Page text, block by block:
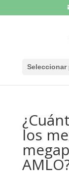
Seleccionar
los